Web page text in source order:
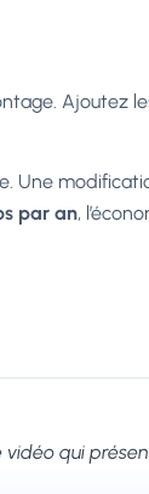
Ajoutez
Une
par an,
qui